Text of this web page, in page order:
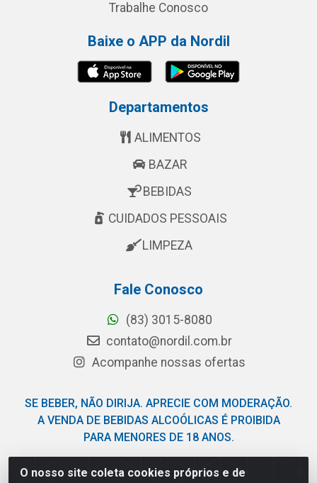
O nosso site coleta cookies próprios e de
Trabalhe Conosco
Baixe o APP da Nordil
Departamentos
ALIMENTOS
BAZAR
BEBIDAS
CUIDADOS PESSOAIS
LIMPEZA
Fale Conosco
(83) 3015-8080
contato@nordil.com.br
Acompanhe nossas ofertas
SE BEBER, NÃO DIRIJA. APRECIE COM MODERAÇÃO.
A VENDA DE BEBIDAS ALCOÓLICAS É PROIBIDA
PARA MENORES DE 18 ANOS.